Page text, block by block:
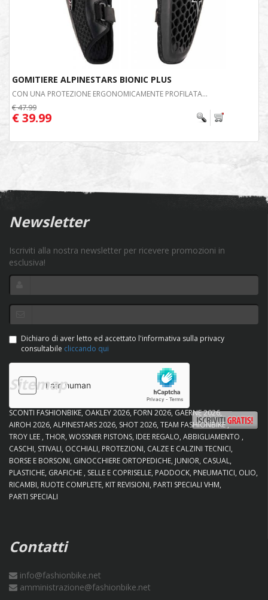
GOMITIERE ALPINESTARS BIONIC PLUS
CON UNA PROTEZIONE ERGONOMICAMENTE PROFILATA...
€ 47.99
€ 39.99
Newsletter
Iscriviti alla nostra newsletter per ricevere promozioni in
esclusiva!
Dichiaro di aver letto ed accettato l'informativa sulla privacy
consultabile cliccando qui
Sitemap
SCONTI FASHIONBIKE OAKLEY 2026 FORN 2026 GAERNE 2026
AIROH 2026 ALPINESTARS 2026 SHOT 2026 TEAM FASHIONBIKE
TROY LEE THOR WOSSNER PISTONS IDEE REGALO ABBIGLIAMENTO
CASCHI STIVALI OCCHIALI PROTEZIONI CALZE E CALZINI TECNICI
BORSE E BORSONI GINOCCHIERE ORTOPEDICHE JUNIOR CASUAL
PLASTICHE GRAFICHE SELLE E COPRISELLE PADDOCK PNEUMATICI OLIO
RICAMBI RUOTE COMPLETE KIT REVISIONI PARTI SPECIALI VHM
PARTI SPECIALI
Contatti
info@fashionbike.net
amministrazione@fashionbike.net